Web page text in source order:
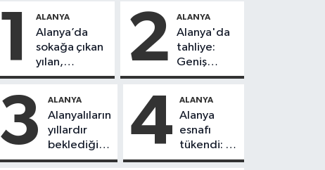
1 ALANYA
Alanya’da
sokağa çıkan
yılan,
vatandaşı
2 ALANYA
Alanya'da
tahliye:
Geniş
güvenlik
alındı
3 ALANYA
Alanyalıların
yıllardır
beklediği
yol askıdan
4 ALANYA
Alanya
esnafı
tükendi: 1
ayda 150